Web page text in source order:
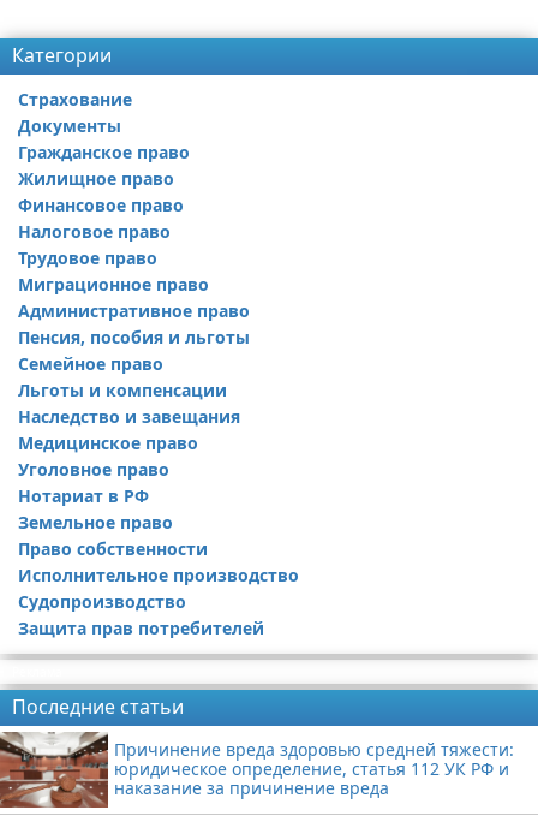
Категории
Страхование
Документы
Гражданское право
Жилищное право
Финансовое право
Налоговое право
Трудовое право
Миграционное право
Административное право
Пенсия, пособия и льготы
Семейное право
Льготы и компенсации
Наследство и завещания
Медицинское право
Уголовное право
Нотариат в РФ
Земельное право
Право собственности
Исполнительное производство
Судопроизводство
Защита прав потребителей
Последние статьи
Причинение вреда здоровью средней тяжести:
юридическое определение, статья 112 УК РФ и
наказание за причинение вреда